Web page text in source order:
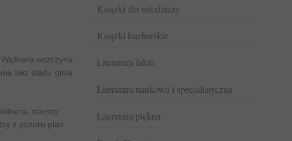
wszczyna
bez śladu ginie
starszy
z pozoru plan.
Książki dla młodzieży
Książki kucharskie
Literatura faktu
Literatura naukowa i specjalistyczna
Literatura piękna